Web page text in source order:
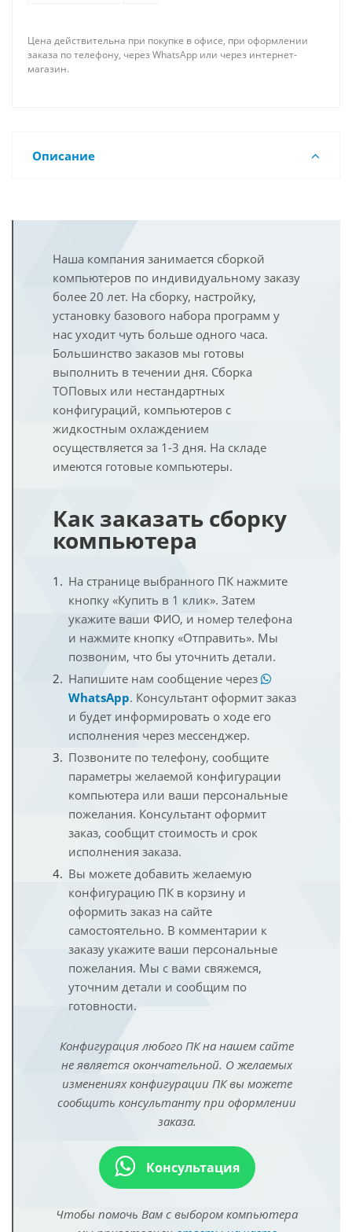
Цена действительна при покупке в офисе, при оформлении
заказа по телефону, через WhatsApp или через интернет-
магазин.
Описание
Наша компания занимается сборкой
компьютеров по индивидуальному заказу
более 20 лет. На сборку, настройку,
установку базового набора программ у
нас уходит чуть больше одного часа.
Большинство заказов мы готовы
выполнить в течении дня. Сборка
ТОПовых или нестандартных
конфигураций, компьютеров с
жидкостным охлаждением
осуществляется за 1-3 дня. На складе
имеются готовые компьютеры.
Как заказать сборку
компьютера
На странице выбранного ПК нажмите
кнопку «Купить в 1 клик». Затем
укажите ваши ФИО, и номер телефона
и нажмите кнопку «Отправить». Мы
позвоним, что бы уточнить детали.
Напишите нам сообщение через
WhatsApp. Консультант оформит заказ
и будет информировать о ходе его
исполнения через мессенджер.
Позвоните по телефону, сообщите
параметры желаемой конфигурации
компьютера или ваши персональные
пожелания. Консультант оформит
заказ, сообщит стоимость и срок
исполнения заказа.
Вы можете добавить желаемую
конфигурацию ПК в корзину и
оформить заказ на сайте
самостоятельно. В комментарии к
заказу укажите ваши персональные
пожелания. Мы с вами свяжемся,
уточним детали и сообщим по
готовности.
Конфигурация любого ПК на нашем сайте
не является окончательной. О желаемых
изменениях конфигурации ПК вы можете
сообщить консультанту при оформлении
заказа.
Консультация
Чтобы помочь Вам с выбором компьютера